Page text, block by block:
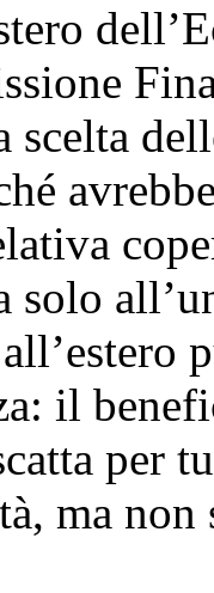
solo
il
per
ma non